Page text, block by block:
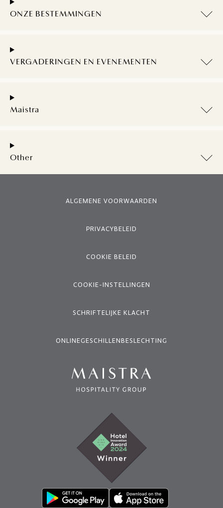
ONZE BESTEMMINGEN
VERGADERINGEN EN EVENEMENTEN
Maistra
Other
ALGEMENE VOORWAARDEN
PRIVACYBELEID
COOKIE BELEID
COOKIE-INSTELLINGEN
SCHRIFTELIJKE KLACHT
ONLINEGESCHILLENBESLECHTING